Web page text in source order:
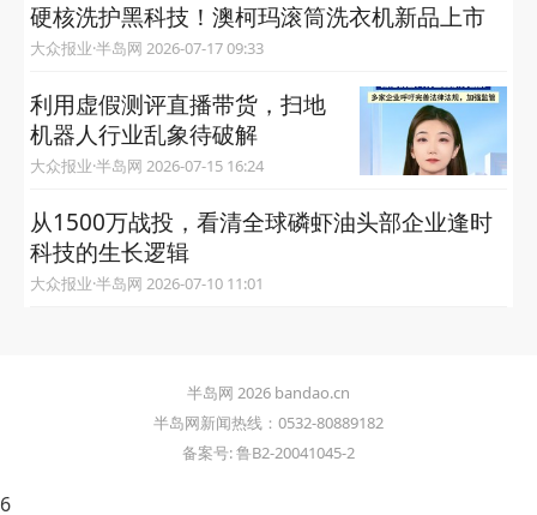
硬核洗护黑科技！澳柯玛滚筒洗衣机新品上市
大众报业·半岛网 2026-07-17 09:33
利用虚假测评直播带货，扫地
机器人行业乱象待破解
大众报业·半岛网 2026-07-15 16:24
从1500万战投，看清全球磷虾油头部企业逢时
科技的生长逻辑
大众报业·半岛网 2026-07-10 11:01
半岛网 2026 bandao.cn
半岛网新闻热线：0532-80889182
备案号: 鲁B2-20041045-2
6